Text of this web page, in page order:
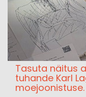
Tasuta näitus
tuhande Karl
moejoonistuse.